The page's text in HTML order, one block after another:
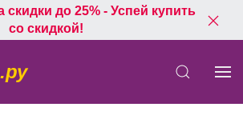
скидки до 25% - Успей купить
со скидкой!